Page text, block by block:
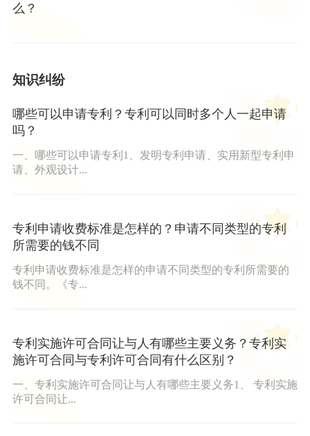
么？
知识纠纷
哪些可以申请专利？专利可以同时多个人一起申请
吗？
一、哪些可以申请专利1、发明专利申请、实用新型专利申
请、外观设计...
专利申请收费标准是怎样的？申请不同类型的专利
所需要的钱不同
专利申请收费标准是怎样的申请不同类型的专利所需要的
钱不同。《专...
专利实施许可合同让与人有哪些主要义务？专利实
施许可合同与专利许可合同有什么区别？
一、专利实施许可合同让与人有哪些主要义务1、 专利实施
许可合同让...